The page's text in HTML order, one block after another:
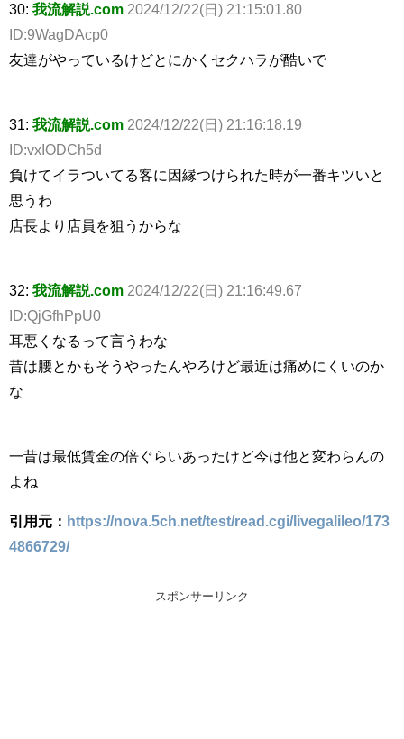
30: 我流解説.com 2024/12/22(日) 21:15:01.80
ID:9WagDAcp0
友達がやっているけどとにかくセクハラが酷いで
31: 我流解説.com 2024/12/22(日) 21:16:18.19
ID:vxIODCh5d
負けてイラついてる客に因縁つけられた時が一番キツいと
思うわ
店長より店員を狙うからな
32: 我流解説.com 2024/12/22(日) 21:16:49.67
ID:QjGfhPpU0
耳悪くなるって言うわな
昔は腰とかもそうやったんやろけど最近は痛めにくいのか
な
一昔は最低賃金の倍ぐらいあったけど今は他と変わらんの
よね
引用元： https://nova.5ch.net/test/read.cgi/livegalileo/173
4866729/
スポンサーリンク